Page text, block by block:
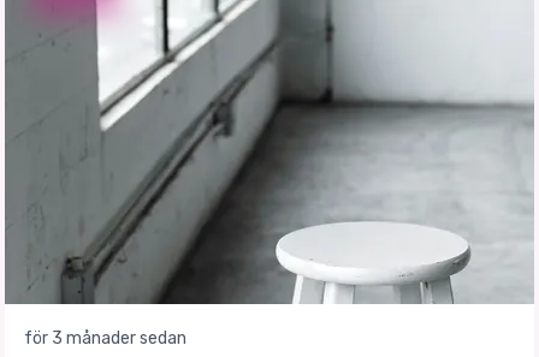
för 3 månader sedan